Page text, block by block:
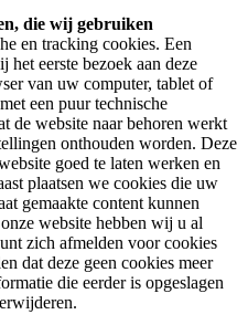
die wij gebruiken
en tracking cookies. Een
het eerste bezoek aan deze
van uw computer, tablet of
een puur technische
de website naar behoren werkt
onthouden worden. Deze
goed te laten werken en
plaatsen we cookies die uw
gemaakte content kunnen
website hebben wij u al
zich afmelden voor cookies
dat deze geen cookies meer
die eerder is opgeslagen